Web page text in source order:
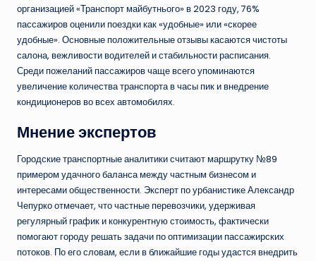
организацией «Транспорт майбутнього» в 2023 году, 76%
пассажиров оценили поездки как «удобные» или «скорее
удобные». Основные положительные отзывы касаются чистоты
салона, вежливости водителей и стабильности расписания.
Среди пожеланий пассажиров чаще всего упоминаются
увеличение количества транспорта в часы пик и внедрение
кондиционеров во всех автомобилях.
Мнение экспертов
Городские транспортные аналитики считают маршрутку №89
примером удачного баланса между частным бизнесом и
интересами общественности. Эксперт по урбанистике Александр
Чепурко отмечает, что частные перевозчики, удерживая
регулярный график и конкурентную стоимость, фактически
помогают городу решать задачи по оптимизации пассажирских
потоков. По его словам, если в ближайшие годы удастся внедрить